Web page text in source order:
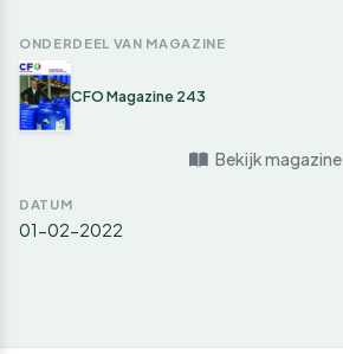
ONDERDEEL VAN MAGAZINE
CFO Magazine 243
Bekijk magazine
DATUM
01-02-2022